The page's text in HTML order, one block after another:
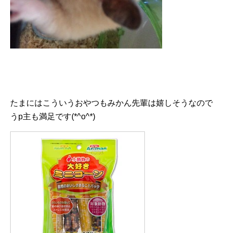
たまにはこういうおやつもみかん先輩は嬉しそうなので
うp主も満足です(*^o^*)